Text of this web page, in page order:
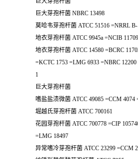
巨大芽孢杆菌 NBRC 13498
莫哈韦芽孢杆菌 ATCC 51516 =NRRL B-
地衣芽孢杆菌 ATCC 9945a =NCIB 11709
地衣芽孢杆菌 ATCC 14580 =BCRC
=KCTC 1753 =LMG 6933 =NBRC
1
巨大芽孢杆菌
嗜盐盐渍微菌 ATCC 49085 =CCM 4074
堀越氏芽孢杆菌 ATCC 700161
花园芽孢杆菌 ATCC 700778 =CIP
=LMG 18497
异常嗜冷芽孢杆菌 ATCC 23299 =CCM